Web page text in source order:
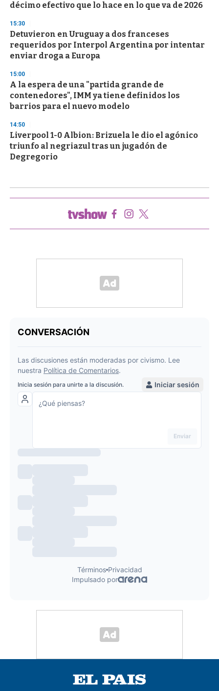
décimo efectivo que lo hace en lo que va de 2026
15:30
Detuvieron en Uruguay a dos franceses
requeridos por Interpol Argentina por intentar
enviar droga a Europa
15:00
A la espera de una "partida grande de
contenedores", IMM ya tiene definidos los
barrios para el nuevo modelo
14:50
Liverpool 1-0 Albion: Brizuela le dio el agónico
triunfo al negriazul tras un jugadón de
Degregorio